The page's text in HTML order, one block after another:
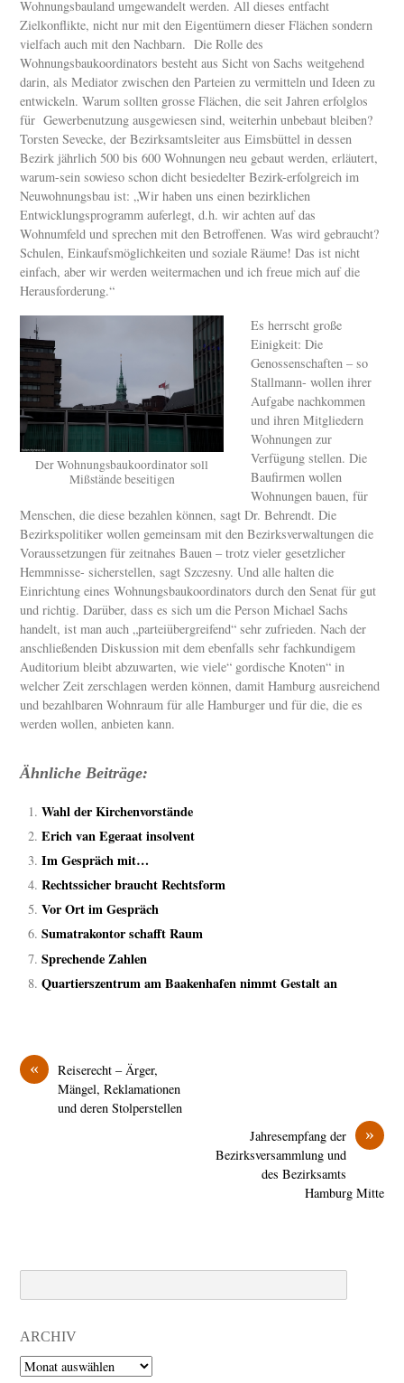
Wohnungsbauland umgewandelt werden. All dieses entfacht
Zielkonflikte, nicht nur mit den Eigentümern dieser Flächen sondern
vielfach auch mit den Nachbarn. Die Rolle des
Wohnungsbaukoordinators besteht aus Sicht von Sachs weitgehend
darin, als Mediator zwischen den Parteien zu vermitteln und Ideen zu
entwickeln. Warum sollten grosse Flächen, die seit Jahren erfolglos
für Gewerbenutzung ausgewiesen sind, weiterhin unbebaut bleiben?
Torsten Sevecke, der Bezirksamtsleiter aus Eimsbüttel in dessen
Bezirk jährlich 500 bis 600 Wohnungen neu gebaut werden, erläutert,
warum-sein sowieso schon dicht besiedelter Bezirk-erfolgreich im
Neuwohnungsbau ist: „Wir haben uns einen bezirklichen
Entwicklungsprogramm auferlegt, d.h. wir achten auf das
Wohnumfeld und sprechen mit den Betroffenen. Was wird gebraucht?
Schulen, Einkaufsmöglichkeiten und soziale Räume! Das ist nicht
einfach, aber wir werden weitermachen und ich freue mich auf die
Herausforderung.“
Der Wohnungsbaukoordinator soll
Mißstände beseitigen
Es herrscht große
Einigkeit: Die
Genossenschaften – so
Stallmann- wollen ihrer
Aufgabe nachkommen
und ihren Mitgliedern
Wohnungen zur
Verfügung stellen. Die
Baufirmen wollen
Wohnungen bauen, für
Menschen, die diese bezahlen können, sagt Dr. Behrendt. Die
Bezirkspolitiker wollen gemeinsam mit den Bezirksverwaltungen die
Voraussetzungen für zeitnahes Bauen – trotz vieler gesetzlicher
Hemmnisse- sicherstellen, sagt Szczesny. Und alle halten die
Einrichtung eines Wohnungsbaukoordinators durch den Senat für gut
und richtig. Darüber, dass es sich um die Person Michael Sachs
handelt, ist man auch „parteiübergreifend“ sehr zufrieden. Nach der
anschließenden Diskussion mit dem ebenfalls sehr fachkundigem
Auditorium bleibt abzuwarten, wie viele“ gordische Knoten“ in
welcher Zeit zerschlagen werden können, damit Hamburg ausreichend
und bezahlbaren Wohnraum für alle Hamburger und für die, die es
werden wollen, anbieten kann.
Ähnliche Beiträge:
Wahl der Kirchenvorstände
Erich van Egeraat insolvent
Im Gespräch mit…
Rechtssicher braucht Rechtsform
Vor Ort im Gespräch
Sumatrakontor schafft Raum
Sprechende Zahlen
Quartierszentrum am Baakenhafen nimmt Gestalt an
«
Reiserecht – Ärger,
Mängel, Reklamationen
und deren Stolperstellen
»
Jahresempfang der
Bezirksversammlung und
des Bezirksamts
Hamburg Mitte
ARCHIV
Archiv